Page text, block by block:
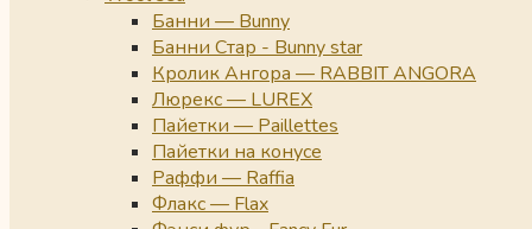
Банни — Bunny
Банни Стар - Bunny star
Кролик Ангора — RABBIT ANGORA
Люрекс — LUREX
Пайетки — Paillettes
Пайетки на конусе
Раффи — Raffia
Флакс — Flax